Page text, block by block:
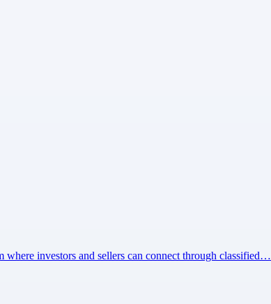
investors and sellers can connect through classified…